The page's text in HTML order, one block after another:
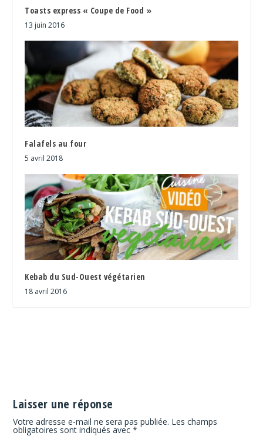
Toasts express « Coupe de Food »
13 juin 2016
Falafels au four
5 avril 2018
Kebab du Sud-Ouest végétarien
18 avril 2016
Laisser une réponse
Votre adresse e-mail ne sera pas publiée. Les champs
obligatoires sont indiqués avec*